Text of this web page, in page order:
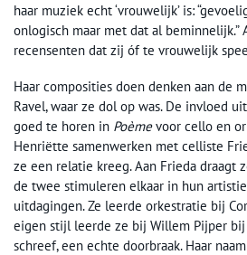
haar muziek echt ‘vrouwelijk’ is:
onlogisch maar met dat al beminnelijk.”
recensenten dat zij óf te vrouwelijk
Haar composities doen denken aan de
Ravel, waar ze dol op was. De invloed
goed te horen in Poèmevoor cello en
Henriëtte samenwerken met celliste
ze een relatie kreeg. Aan Frieda draagt
de twee stimuleren elkaar in hun
uitdagingen. Ze leerde orkestratie bij
eigen stijl leerde ze bij Willem Pijper
schreef, een echte doorbraak. Haar